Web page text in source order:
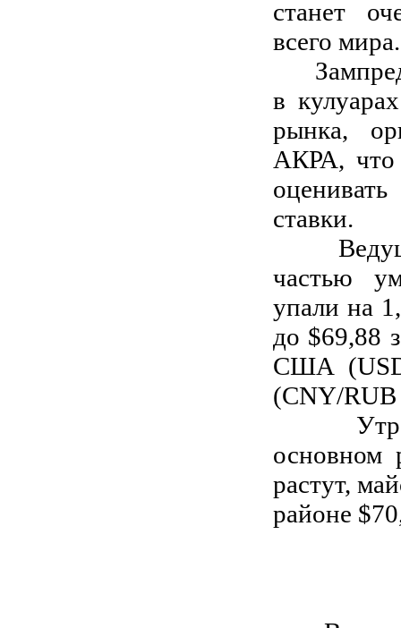
станет
всего мира.
Зампред
в
рынка,
АКРА, что
ставки.
частью
упали на
до $69,88
США
(CNY/RUB
Утром
растут,
районе